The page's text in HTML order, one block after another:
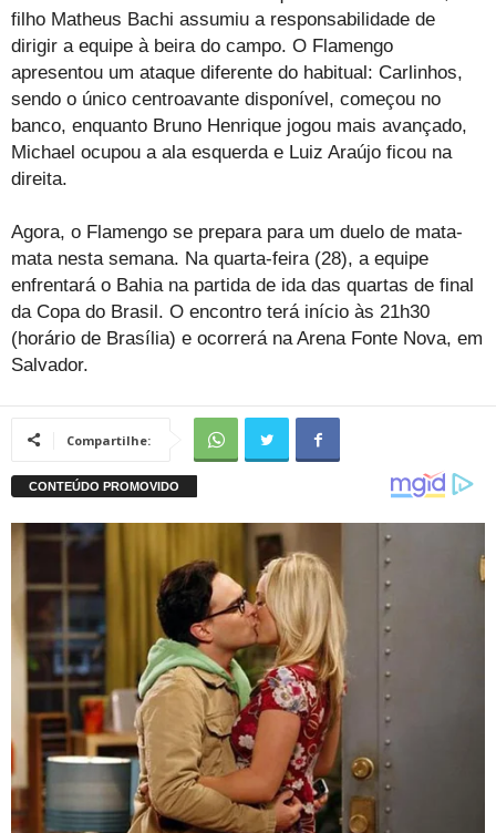
filho Matheus Bachi assumiu a responsabilidade de
dirigir a equipe à beira do campo. O Flamengo
apresentou um ataque diferente do habitual: Carlinhos,
sendo o único centroavante disponível, começou no
banco, enquanto Bruno Henrique jogou mais avançado,
Michael ocupou a ala esquerda e Luiz Araújo ficou na
direita.
Agora, o Flamengo se prepara para um duelo de mata-
mata nesta semana. Na quarta-feira (28), a equipe
enfrentará o Bahia na partida de ida das quartas de final
da Copa do Brasil. O encontro terá início às 21h30
(horário de Brasília) e ocorrerá na Arena Fonte Nova, em
Salvador.
Compartilhe: